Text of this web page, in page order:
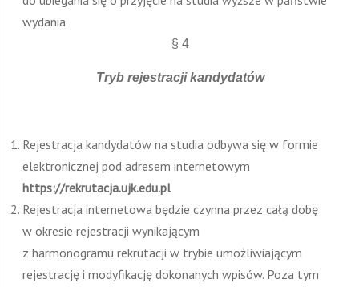
wydania
§ 4
Tryb rejestracji kandydatów
Rejestracja kandydatów na studia odbywa się w formie
elektronicznej pod adresem internetowym
https://rekrutacja.ujk.edu.pl
Rejestracja internetowa będzie czynna przez całą dobę
w okresie rejestracji wynikającym
z harmonogramu rekrutacji w trybie umożliwiającym
rejestrację i modyfikację dokonanych wpisów. Poza tym